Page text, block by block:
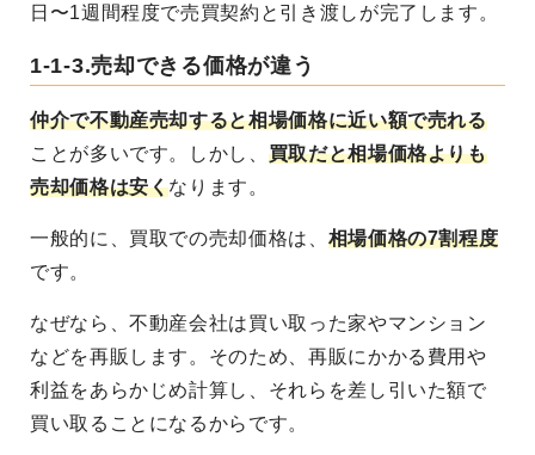
日〜1週間程度で売買契約と引き渡しが完了します。
1-1-3.売却できる価格が違う
仲介で不動産売却すると相場価格に近い額で売れる
ことが多いです。しかし、 買取だと相場価格よりも
売却価格は安くなります。
一般的に、買取での売却価格は、 相場価格の7割程度
です。
なぜなら、不動産会社は買い取った家やマンション
などを再販します。そのため、再販にかかる費用や
利益をあらかじめ計算し、それらを差し引いた額で
買い取ることになるからです。